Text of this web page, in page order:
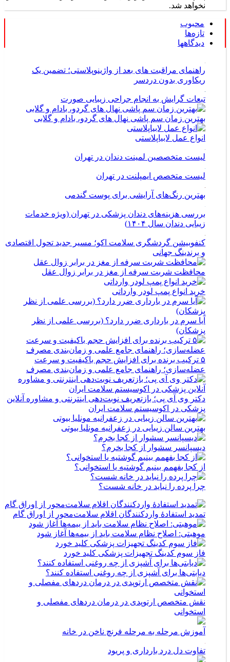
نخواهد شد.
محبوب
تازه‌ها
دیدگاهها
راهنمای مراقبت های بعد از واژینوپلاستی؛ تضمین یک
ریکاوری بدون دردسر
تبعات گرایش به انجام جراحی زیبایی صورت
بهترین زمان سم پاشی نهال های گردو، بادام و گلابی
انواع عمل لابیاپلاستی
لیست متخصصین لمینت دندان در تهران
لیست متخصص ایمپلنت در تهران
بهترین رنگ‌های آرایشی برای پوست گندمی
بررسی هزینه‌های دندان پزشکی در تهران (ویژه خدمات
زیبایی دندان سال ۱۴۰۴)
کنفوبیشن گردشگری سلامت اکو؛ مسیر جدید تحول اقتصادی
و برندینگ جهانی
محافظت شربت سرفه از مغز در برابر زوال عقل
خرید انواع پمپ لودر وارداتی
آیا سرم در بارداری ضرر دارد؟ (بررسی علمی از نظر
پزشکان)
۵ ترکیب برنده برای افزایش حجم باکیفیت و سرعت
عضله‌سازی؛ راهنمای جامع علمی و زمان‌بندی مصرف
دکتر وی آی پی؛ بازتعریف نوبت‌دهی اینترنتی و مشاوره آنلاین
پزشکی در اکوسیستم سلامت ایران
بهترین سالن زیبایی در زعفرانیه مونلیا بیوتی
دیسپانسر سشوار از کجا بخرم؟
از کجا بفهمم بینیم گوشتیه یا استخوانی؟
چرا پرده را نباید در خانه شست؟
تمدید استفادۀ واردکنندگان اقلام سلامت‌محور از اوراق گام
موهبتی: اصلاح نظام سلامت باید از بیمه‌ها آغاز شود
فاز سوم کدینگ تجهیزات پزشکی کلید خورد
دیابتی‌ها برای آشپزی از چه روغنی استفاده کنند؟
نقش متخصص ارتوپدی در درمان دردهای مفصلی و
استخوانی
آموزش مرحله به مرحله فرنچ ناخن در خانه
تفاوت دل درد بارداری و پریود